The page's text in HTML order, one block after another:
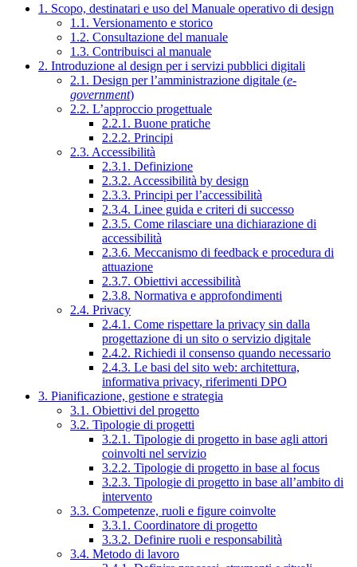
1. Scopo, destinatari e uso del Manuale operativo di design
1.1. Versionamento e storico
1.2. Consultazione del manuale
1.3. Contribuisci al manuale
2. Introduzione al design per i servizi pubblici digitali
2.1. Design per l’amministrazione digitale (e-
government)
2.2. L’approccio progettuale
2.2.1. Buone pratiche
2.2.2. Principi
2.3. Accessibilità
2.3.1. Definizione
2.3.2. Accessibilità by design
2.3.3. Principi per l’accessibilità
2.3.4. Linee guida e criteri di successo
2.3.5. Come rilasciare una dichiarazione di
accessibilità
2.3.6. Meccanismo di feedback e procedura di
attuazione
2.3.7. Obiettivi accessibilità
2.3.8. Normativa e approfondimenti
2.4. Privacy
2.4.1. Come rispettare la privacy sin dalla
progettazione di un sito o servizio digitale
2.4.2. Richiedi il consenso quando necessario
2.4.3. Le basi del sito web: architettura,
informativa privacy, riferimenti DPO
3. Pianificazione, gestione e strategia
3.1. Obiettivi del progetto
3.2. Tipologie di progetti
3.2.1. Tipologie di progetto in base agli attori
coinvolti nel servizio
3.2.2. Tipologie di progetto in base al focus
3.2.3. Tipologie di progetto in base all’ambito di
intervento
3.3. Competenze, ruoli e figure coinvolte
3.3.1. Coordinatore di progetto
3.3.2. Definire ruoli e responsabilità
3.4. Metodo di lavoro